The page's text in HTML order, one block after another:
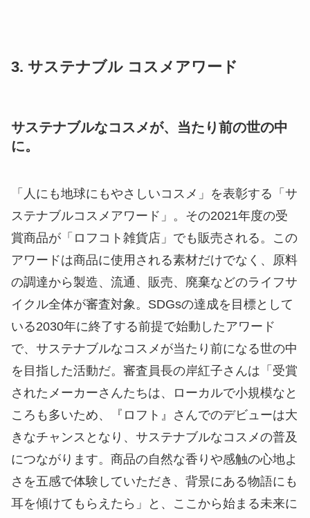
3. サステナブル コスメアワード
サステナブルなコスメが、当たり前の世の中
に。
「人にも地球にもやさしいコスメ」を表彰する「サ
ステナブルコスメアワード」。その2021年度の受
賞商品が「ロフコト雑貨店」でも販売される。この
アワードは商品に使用される素材だけでなく、原料
の調達から製造、流通、販売、廃棄などのライフサ
イクル全体が審査対象。SDGsの達成を目標として
いる2030年に終了する前提で始動したアワード
で、サステナブルなコスメが当たり前になる世の中
を目指した活動だ。審査員長の岸紅子さんは「受賞
されたメーカーさんたちは、ローカルで小規模なと
ころも多いため、『ロフト』さんでのデビューは大
きなチャンスとなり、サステナブルなコスメの普及
につながります。商品の自然な香りや感触の心地よ
さを五感で体験していただき、背景にある物語にも
耳を傾けてもらえたら」と、ここから始まる未来に